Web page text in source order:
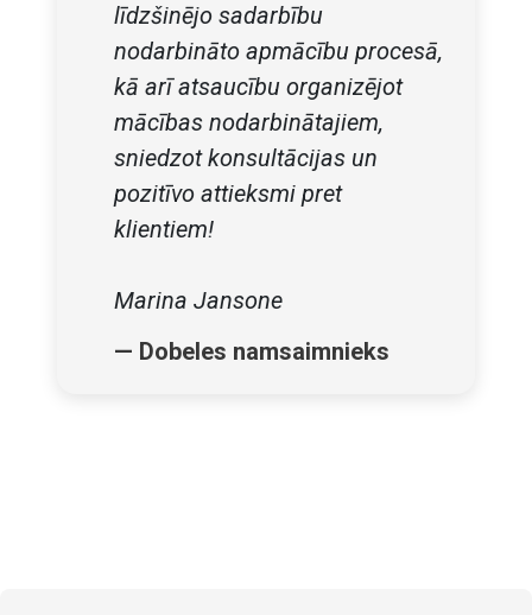
līdzšinējo sadarbību
nodarbināto apmācību procesā,
kā arī atsaucību organizējot
mācības nodarbinātajiem,
sniedzot konsultācijas un
pozitīvo attieksmi pret
klientiem!
Marina Jansone
— Dobeles namsaimnieks